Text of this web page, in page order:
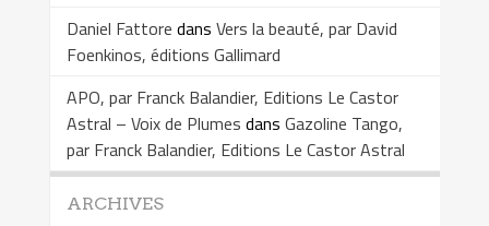
Daniel Fattore dans Vers la beauté, par David
Foenkinos, éditions Gallimard
APO, par Franck Balandier, Editions Le Castor
Astral – Voix de Plumes dans Gazoline Tango,
par Franck Balandier, Editions Le Castor Astral
ARCHIVES